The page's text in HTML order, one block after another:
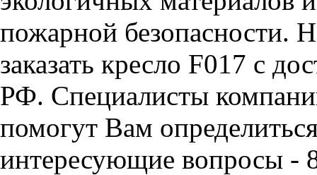
пожарной безопасности.
заказать кресло F017 с
РФ. Специалисты
помогут Вам
интересующие вопросы -